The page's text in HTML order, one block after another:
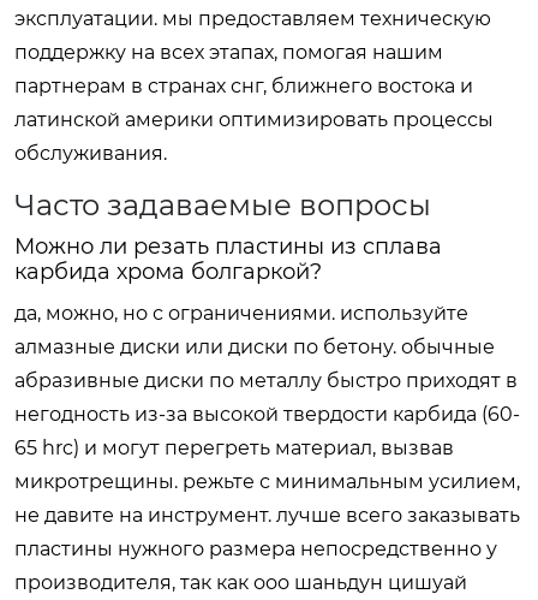
эксплуатации. мы предоставляем техническую
поддержку на всех этапах, помогая нашим
партнерам в странах снг, ближнего востока и
латинской америки оптимизировать процессы
обслуживания.
Часто задаваемые вопросы
Можно ли резать пластины из сплава
карбида хрома болгаркой?
да, можно, но с ограничениями. используйте
алмазные диски или диски по бетону. обычные
абразивные диски по металлу быстро приходят в
негодность из-за высокой твердости карбида (60-
65 hrc) и могут перегреть материал, вызвав
микротрещины. режьте с минимальным усилием,
не давите на инструмент. лучше всего заказывать
пластины нужного размера непосредственно у
производителя, так как ооо шаньдун цишуай